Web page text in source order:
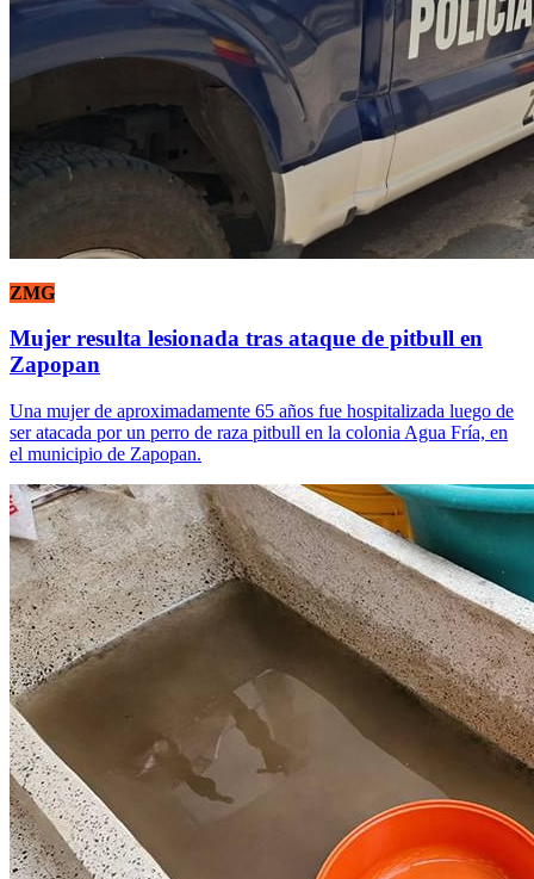
ZMG
Mujer resulta lesionada tras ataque de pitbull en
Zapopan
Una mujer de aproximadamente 65 años fue hospitalizada luego de
ser atacada por un perro de raza pitbull en la colonia Agua Fría, en
el municipio de Zapopan.